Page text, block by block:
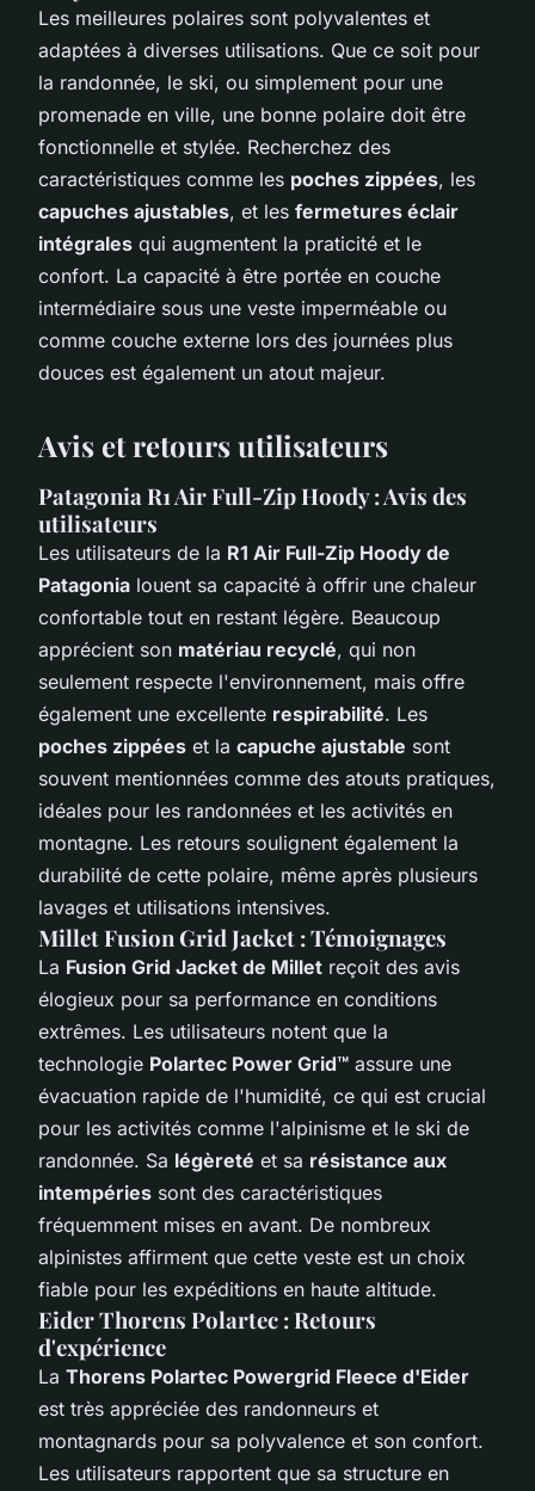
Les meilleures polaires sont polyvalentes et
adaptées à diverses utilisations. Que ce soit pour
la randonnée, le ski, ou simplement pour une
promenade en ville, une bonne polaire doit être
fonctionnelle et stylée. Recherchez des
caractéristiques comme les poches zippées, les
capuches ajustables, et les fermetures éclair
intégrales qui augmentent la praticité et le
confort. La capacité à être portée en couche
intermédiaire sous une veste imperméable ou
comme couche externe lors des journées plus
douces est également un atout majeur.
Avis et retours utilisateurs
Patagonia R1 Air Full-Zip Hoody : Avis des
utilisateurs
Les utilisateurs de la R1 Air Full-Zip Hoody de
Patagonia louent sa capacité à offrir une chaleur
confortable tout en restant légère. Beaucoup
apprécient son matériau recyclé, qui non
seulement respecte l'environnement, mais offre
également une excellente respirabilité. Les
poches zippées et la capuche ajustable sont
souvent mentionnées comme des atouts pratiques,
idéales pour les randonnées et les activités en
montagne. Les retours soulignent également la
durabilité de cette polaire, même après plusieurs
lavages et utilisations intensives.
Millet Fusion Grid Jacket : Témoignages
La Fusion Grid Jacket de Millet reçoit des avis
élogieux pour sa performance en conditions
extrêmes. Les utilisateurs notent que la
technologie Polartec Power Grid™ assure une
évacuation rapide de l'humidité, ce qui est crucial
pour les activités comme l'alpinisme et le ski de
randonnée. Sa légèreté et sa résistance aux
intempéries sont des caractéristiques
fréquemment mises en avant. De nombreux
alpinistes affirment que cette veste est un choix
fiable pour les expéditions en haute altitude.
Eider Thorens Polartec : Retours
d'expérience
La Thorens Polartec Powergrid Fleece d'Eider
est très appréciée des randonneurs et
montagnards pour sa polyvalence et son confort.
Les utilisateurs rapportent que sa structure en